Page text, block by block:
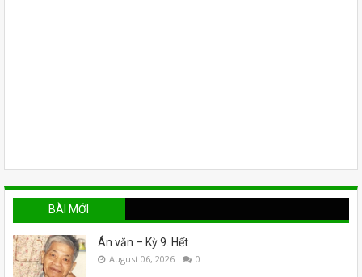
BÀI MỚI
Án văn – Kỳ 9. Hết
August 06, 2026 0